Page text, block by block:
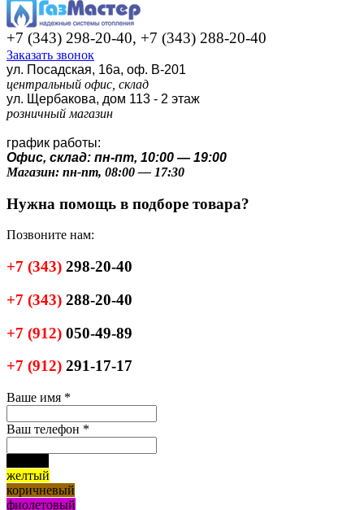
+7 (343) 298-20-40, +7 (343) 288-20-40
Заказать звонок
ул. Посадская, 16а, оф. В-201
центральный офис, склад
ул. Щербакова, дом 113 - 2 этаж
розничный магазин
график работы:
Офис, склад: пн-пт, 10:00 — 19:00
Магазин: пн-пт, 08:00 — 17:30
Нужна помощь в подборе товара?
Позвоните нам:
+7 (343) 298-20-40
+7 (343) 288-20-40
+7 (912) 050-49-89
+7 (912) 291-17-17
Ваше имя *
Ваш телефон *
желтый
коричневый
фиолетовый